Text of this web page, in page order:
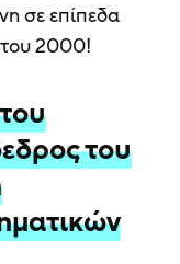
σε επίπεδα
2000!
του